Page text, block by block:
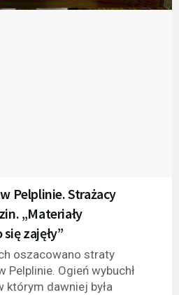
Pelplinie. Strażacy
„Materiały
zajęły”
oszacowano straty
Pelplinie. Ogień wybuchł
którym dawniej była